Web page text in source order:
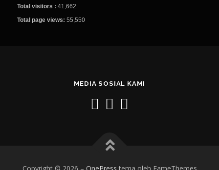
Total visitors : 41,662
Total page views: 55,550
MEDIA SOSIAL KAMI